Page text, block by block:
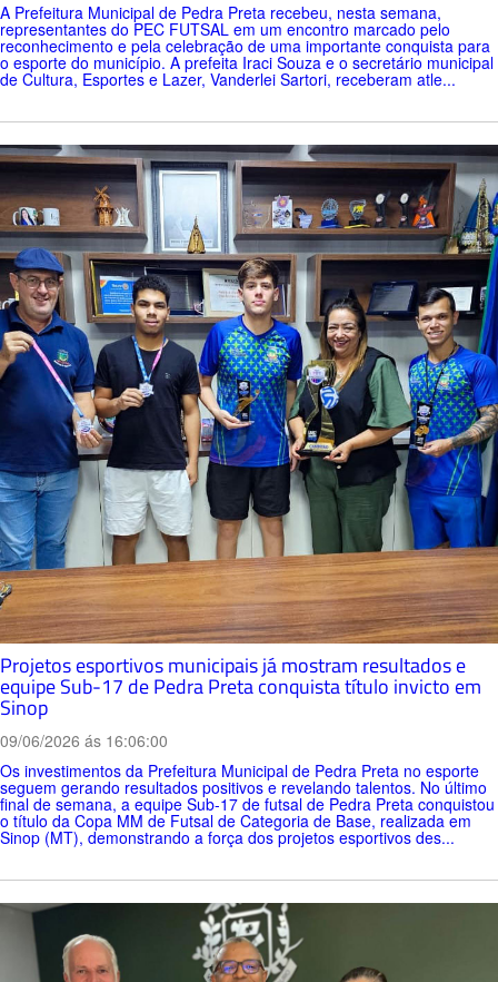
A Prefeitura Municipal de Pedra Preta recebeu, nesta semana,
representantes do PEC FUTSAL em um encontro marcado pelo
reconhecimento e pela celebração de uma importante conquista para
o esporte do município. A prefeita Iraci Souza e o secretário municipal
de Cultura, Esportes e Lazer, Vanderlei Sartori, receberam atle...
Projetos esportivos municipais já mostram resultados e
equipe Sub-17 de Pedra Preta conquista título invicto em
Sinop
09/06/2026 ás 16:06:00
Os investimentos da Prefeitura Municipal de Pedra Preta no esporte
seguem gerando resultados positivos e revelando talentos. No último
final de semana, a equipe Sub-17 de futsal de Pedra Preta conquistou
o título da Copa MM de Futsal de Categoria de Base, realizada em
Sinop (MT), demonstrando a força dos projetos esportivos des...